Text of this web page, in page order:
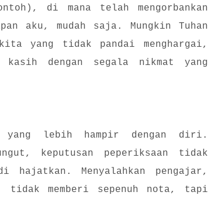
di mana telah mengorbankan
aku, mudah saja. Mungkin Tuhan
yang tidak pandai menghargai,
kasih dengan segala nikmat yang
lebih hampir dengan diri.
keputusan peperiksaan tidak
hajatkan. Menyalahkan pengajar,
tidak memberi sepenuh nota, tapi